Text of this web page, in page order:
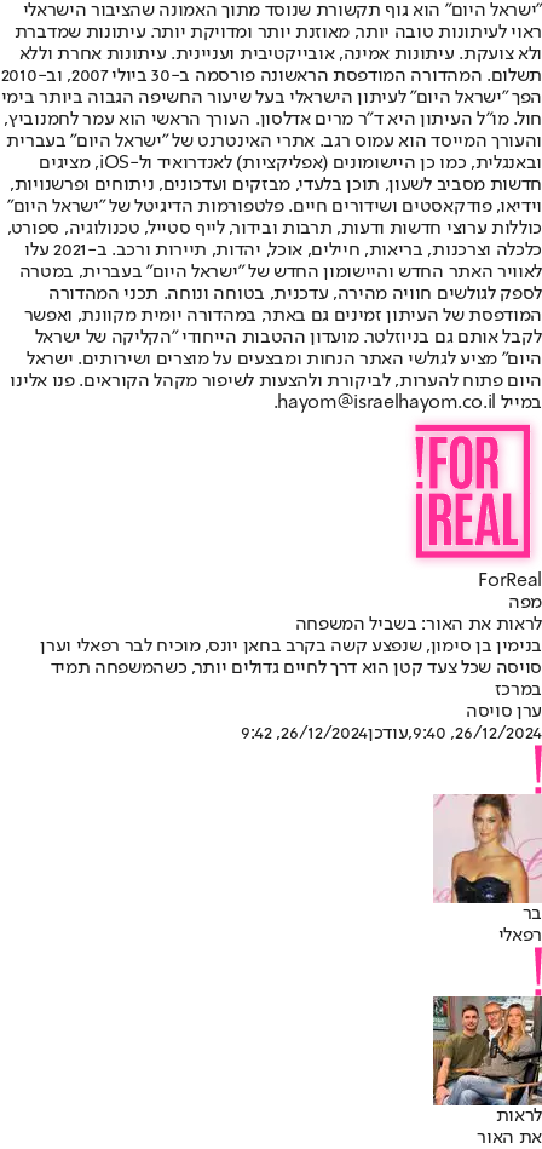
"ישראל היום" הוא גוף תקשורת שנוסד מתוך האמונה שהציבור הישראלי
ראוי לעיתונות טובה יותר, מאוזנת יותר ומדויקת יותר. עיתונות שמדברת
ולא צועקת. עיתונות אמינה, אובייקטיבית ועניינית. עיתונות אחרת וללא
תשלום. המהדורה המודפסת הראשונה פורסמה ב-30 ביולי 2007, וב-2010
הפך "ישראל היום" לעיתון הישראלי בעל שיעור החשיפה הגבוה ביותר בימי
חול. מו"ל העיתון היא ד"ר מרים אדלסון. העורך הראשי הוא עמר לחמנוביץ,
והעורך המייסד הוא עמוס רגב. אתרי האינטרנט של "ישראל היום" בעברית
ובאנגלית, כמו כן היישומונים (אפליקציות) לאנדרואיד ול-iOS, מציגים
חדשות מסביב לשעון, תוכן בלעדי, מבזקים ועדכונים, ניתוחים ופרשנויות,
וידיאו, פודקאסטים ושידורים חיים. פלטפורמות הדיגיטל של "ישראל היום"
כוללות ערוצי חדשות ודעות, תרבות ובידור, לייף סטייל, טכנולוגיה, ספורט,
כלכלה וצרכנות, בריאות, חיילים, אוכל, יהדות, תיירות ורכב. ב-2021 עלו
לאוויר האתר החדש והיישומון החדש של "ישראל היום" בעברית, במטרה
לספק לגולשים חוויה מהירה, עדכנית, בטוחה ונוחה. תכני המהדורה
המודפסת של העיתון זמינים גם באתר, במהדורה יומית מקוונת, ואפשר
לקבל אותם גם בניוזלטר. מועדון ההטבות הייחודי "הקליקה של ישראל
היום" מציע לגולשי האתר הנחות ומבצעים על מוצרים ושירותים. ישראל
היום פתוח להערות, לביקורת ולהצעות לשיפור מקהל הקוראים. פנו אלינו
במייל hayom@israelhayom.co.il.
ForReal
מפה
לראות את האור: בשביל המשפחה
בנימין בן סימון, שנפצע קשה בקרב בחאן יונס, מוכיח לבר רפאלי וערן
סויסה שכל צעד קטן הוא דרך לחיים גדולים יותר, כשהמשפחה תמיד
במרכז
ערן סויסה
26/12/2024, 9:40
,עודכן26/12/2024, 9:42
בר
רפאלי
לראות
את האור